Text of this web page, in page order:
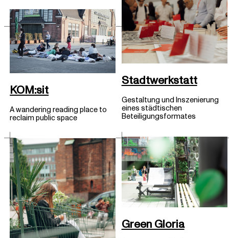
Stadtwerkstatt
Gestaltung und Inszenierung
eines städtischen
Beteiligungsformates
KOM:sit
A wandering reading place to
reclaim public space
Green Gloria